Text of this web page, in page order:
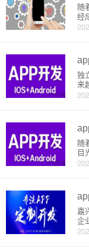
随
经
样
独
来
应
随
目
程
嘉
企
动